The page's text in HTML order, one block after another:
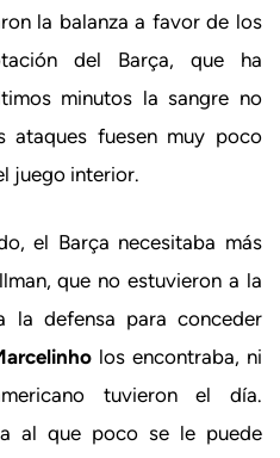
la balanza a favor de los
del Barça, que ha
minutos la sangre no
ataques fuesen muy poco
juego interior.
el Barça necesitaba más
que no estuvieron a la
la defensa para conceder
los encontraba, ni
tuvieron el día.
al que poco se le puede